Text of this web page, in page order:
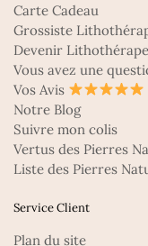
Carte Cadeau
Grossiste
Devenir
Vous avez une
Vos Avis
Notre Blog
Suivre mon colis
Vertus des Pierres
Liste des Pierres
Service Client
Plan du site